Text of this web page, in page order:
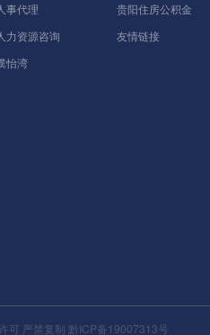
事代理
力资源咨询
怡湾
贵阳住房公积金
友情链接
可 严禁复制 黔ICP备19007313号